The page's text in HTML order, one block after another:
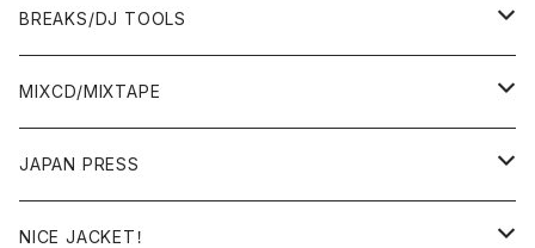
BREAKS/DJ TOOLS
BREAKS/MEGAMIX/CUT UP
RE-EDIT/DJ TOOLS
MIXCD/MIXTAPE
MIXCD
日本語ラップ
MIXTAPE
JAPAN PRESS
LP(+ OBI)
NICE JACKET！